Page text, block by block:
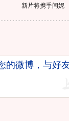
新片将携手闫妮